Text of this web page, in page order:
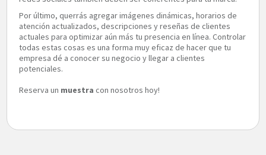
Por último, querrás agregar imágenes dinámicas, horarios de
atención actualizados, descripciones y reseñas de clientes
actuales para optimizar aún más tu presencia en línea. Controlar
todas estas cosas es una forma muy eficaz de hacer que tu
empresa dé a conocer su negocio y llegar a clientes
potenciales.
Reserva un muestracon nosotros hoy!